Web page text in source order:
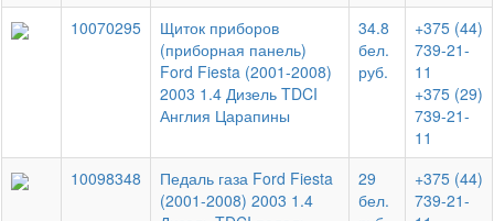
10070295
Щиток приборов
(приборная панель)
Ford Fiesta (2001-2008)
2003 1.4 Дизель TDCI
Англия Царапины
34.8
бел.
руб.
+375 (44)
739-21-
11
+375 (29)
739-21-
11
10098348
Педаль газа Ford Fiesta
(2001-2008) 2003 1.4
29
бел.
+375 (44)
739-21-